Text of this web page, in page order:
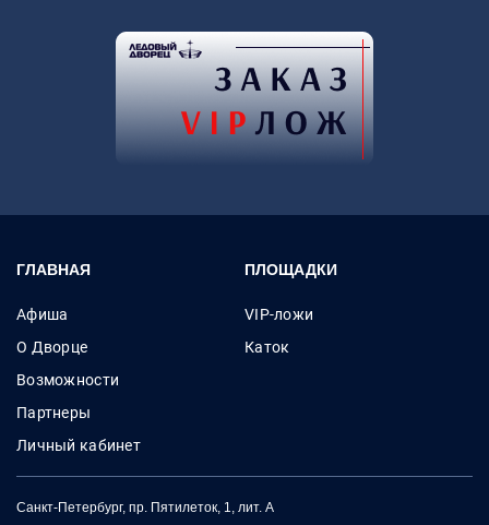
ГЛАВНАЯ
Афиша
О Дворце
Возможности
Партнеры
Личный кабинет
ПЛОЩАДКИ
VIP-ложи
Каток
Санкт-Петербург, пр. Пятилеток, 1, лит. А